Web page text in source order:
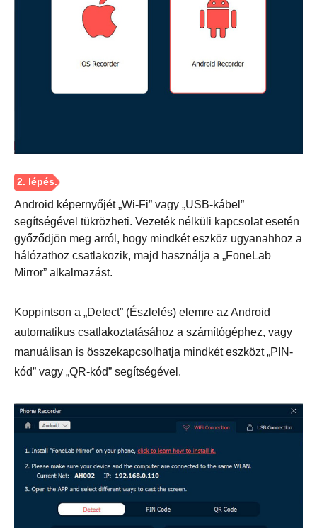
1. lépés.
Android képernyőjét „Wi-Fi” vagy „USB-kábel”
segítségével tükrözheti. Vezeték nélküli kapcsolat esetén
győződjön meg arról, hogy mindkét eszköz ugyanahhoz a
hálózathoz csatlakozik, majd használja a „FoneLab
Mirror” alkalmazást.
Koppintson a „Detect” (Észlelés) elemre az Android
automatikus csatlakoztatásához a számítógéphez, vagy
manuálisan is összekapcsolhatja mindkét eszközt „PIN-
kód” vagy „QR-kód” segítségével.